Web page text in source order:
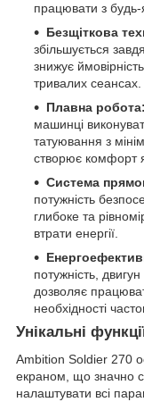
працювати з
Безщіткова
збільшується
знижує
тривалих сеансах.
Плавна робота:
машинці
татуювання з
створює комфорт
Система
потужність
глибоке та
втрати енергії.
потужність,
дозволяє
необхідності
Унікальні
Ambition Soldier 270
екраном, що значно
налаштувати всі